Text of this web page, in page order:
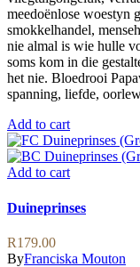
meedoënlose woestyn
smokkelhandel,
nie almal is wie hulle
soms kom in die
het nie. Bloedrooi
spanning, liefde,
Add to cart
Add to cart
Duineprinses
R179.00
ByFranciska Mouton